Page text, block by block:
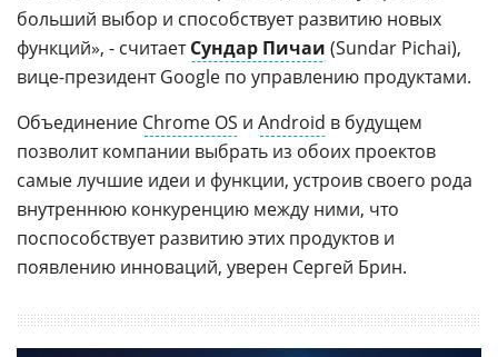
больший выбор и способствует развитию новых
функций», - считаетСундар Пичаи (Sundar Pichai),
вице-президент Google по управлению продуктами.
Объединение Chrome OS и Android в будущем
позволит компании выбрать из обоих проектов
самые лучшие идеи и функции, устроив своего рода
внутреннюю конкуренцию между ними, что
поспособствует развитию этих продуктов и
появлению инноваций, уверен Сергей Брин.